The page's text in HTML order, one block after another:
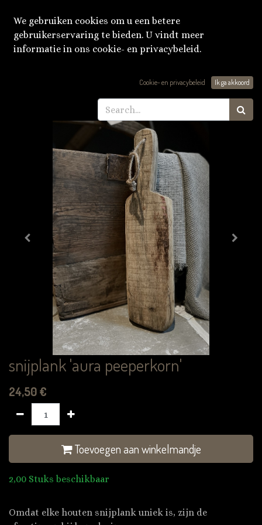
snijplank 'aura peeperkorn'
24,50€
Toevoegen aan winkelmandje
2,00 Stuks beschikbaar
Omdat elke houten snijplank uniek is, zijn de
We gebruiken cookies om u een betere
gebruikerservaring te bieden. U vindt meer
informatie in ons cookie- en privacybeleid.
Cookie- en privacybeleid Ik ga akkoord